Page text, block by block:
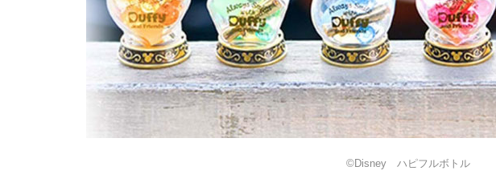
©Disney ハピフルボトル